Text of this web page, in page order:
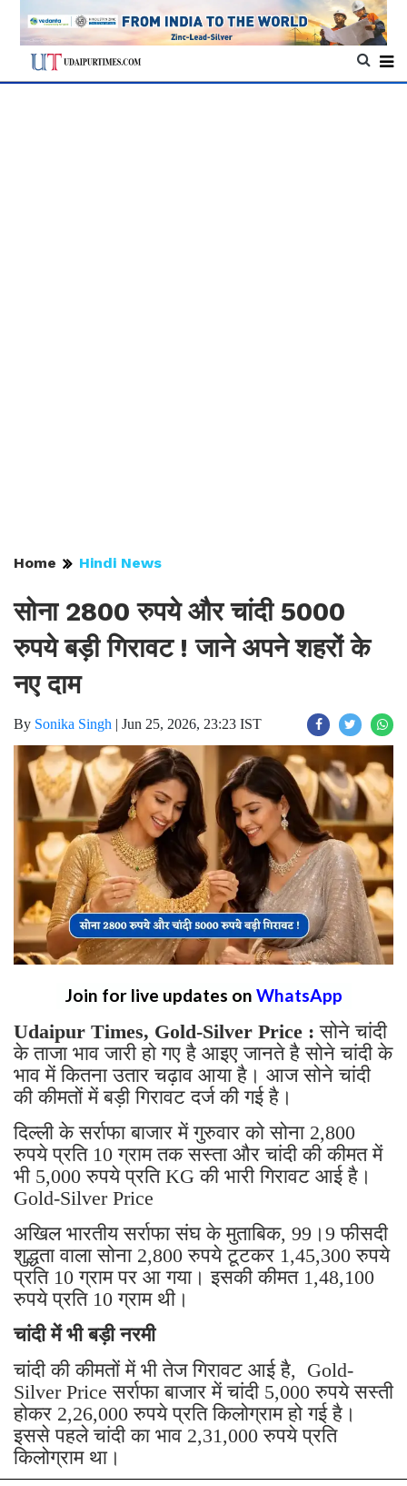
Home Hindi News
सोना 2800 रुपये और चांदी 5000
रुपये बड़ी गिरावट ! जाने अपने शहरों के
नए दाम
By Sonika Singh | Jun 25, 2026, 23:23 IST
Join for live updates on WhatsApp
Udaipur Times, Gold-Silver Price :सोने चांदी
के ताजा भाव जारी हो गए है आइए जानते है सोने चांदी के
भाव में कितना उतार चढ़ाव आया है। आज सोने चांदी
की कीमतों में बड़ी गिरावट दर्ज की गई है।
दिल्ली के सर्राफा बाजार में गुरुवार को सोना 2,800
रुपये प्रति 10 ग्राम तक सस्ता और चांदी की कीमत में
भी 5,000 रुपये प्रति KG की भारी गिरावट आई है।
Gold-Silver Price
अखिल भारतीय सर्राफा संघ के मुताबिक, 99।9 फीसदी
शुद्धता वाला सोना 2,800 रुपये टूटकर 1,45,300 रुपये
प्रति 10 ग्राम पर आ गया। इसकी कीमत 1,48,100
रुपये प्रति 10 ग्राम थी।
चांदी में भी बड़ी नरमी
चांदी की कीमतों में भी तेज गिरावट आई है, Gold-
Silver Price सर्राफा बाजार में चांदी 5,000 रुपये सस्ती
होकर 2,26,000 रुपये प्रति किलोग्राम हो गई है।
इससे पहले चांदी का भाव 2,31,000 रुपये प्रति
किलोग्राम था।